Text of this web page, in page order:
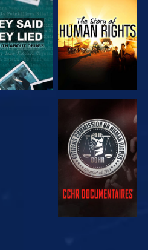
KIJK KIJK
KIJK